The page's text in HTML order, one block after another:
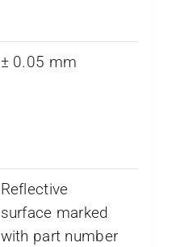
± 0.05 mm
Reflective
surface marked
with part number